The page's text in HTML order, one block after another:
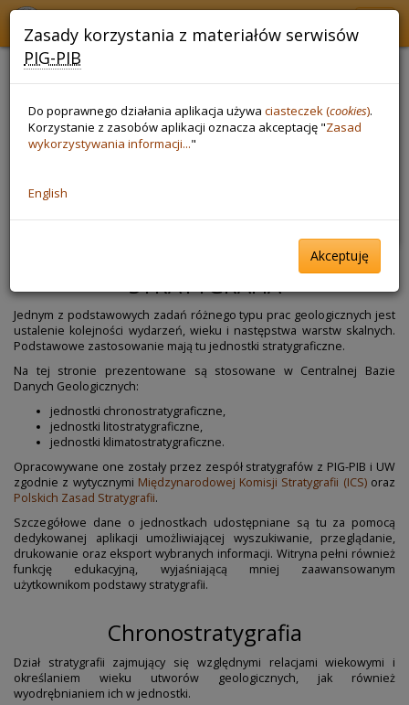
CBDG Stratygrafia
Słowniki
stratygraficzne
spójnych danych w CBDG
STRATYGRAFIA
Jednym z podstawowych zadań różnego typu prac geologicznych jest
ustalenie kolejności wydarzeń, wieku i następstwa warstw skalnych.
Podstawowe zastosowanie mają tu jednostki stratygraficzne.
Na tej stronie prezentowane są stosowane w Centralnej Bazie
Danych Geologicznych:
jednostki chronostratygraficzne,
jednostki litostratygraficzne,
jednostki klimatostratygraficzne.
Opracowywane one zostały przez zespół stratygrafów z PIG-PIB i UW
zgodnie z wytycznymi Międzynarodowej Komisji Stratygrafii (ICS)oraz
Polskich Zasad Stratygrafii.
Szczegółowe dane o jednostkach udostępniane są tu za pomocą
dedykowanej aplikacji umożliwiającej wyszukiwanie, przeglądanie,
drukowanie oraz eksport wybranych informacji. Witryna pełni również
funkcję edukacyjną, wyjaśniającą mniej zaawansowanym
użytkownikom podstawy stratygrafii.
Chronostratygrafia
Dział stratygrafii zajmujący się względnymi relacjami wiekowymi i
określaniem wieku utworów geologicznych, jak również
wyodrębnianiem ich w jednostki.
Zasady korzystania z materiałów serwisów
PIG-PIB
Do poprawnego działania aplikacja używa ciasteczek (cookies).
Korzystanie z zasobów aplikacji oznacza akceptację "Zasad
wykorzystywania informacji..."
English
Akceptuję